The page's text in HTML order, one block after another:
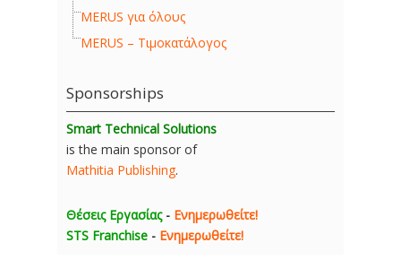
MERUS για όλους
MERUS – Τιμοκατάλογος
Sponsorships
Smart Technical Solutions
is the main sponsor of
Mathitia Publishing.
Θέσεις Εργασίας - Ενημερωθείτε!
STS Franchise - Ενημερωθείτε!